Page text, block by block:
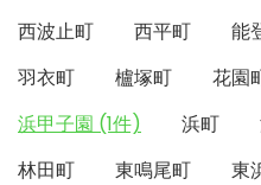
西波止町
西平町 能
羽衣町
櫨塚町 花園
浜甲子園 (1件)
浜町
林田町
東鳴尾町 東